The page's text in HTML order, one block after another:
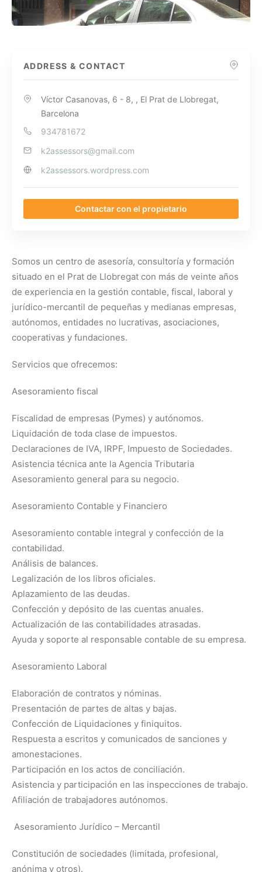
ADDRESS & CONTACT
Víctor Casanovas, 6 - 8, , El Prat de Llobregat,
Barcelona
934781672
k2assessors@gmail.com
k2assessors.wordpress.com
Contactar con el propietario
Somos un centro de asesoría, consultoría y formación
situado en el Prat de Llobregat con más de veinte años
de experiencia en la gestión contable, fiscal, laboral y
jurídico-mercantil de pequeñas y medianas empresas,
autónomos, entidades no lucrativas, asociaciones,
cooperativas y fundaciones.
Servicios que ofrecemos:
Asesoramiento fiscal
Fiscalidad de empresas (Pymes) y autónomos.
Liquidación de toda clase de impuestos.
Declaraciones de IVA, IRPF, Impuesto de Sociedades.
Asistencia técnica ante la Agencia Tributaria
Asesoramiento general para su negocio.
Asesoramiento Contable y Financiero
Asesoramiento contable integral y confección de la
contabilidad.
Análisis de balances.
Legalización de los libros oficiales.
Aplazamiento de las deudas.
Confección y depósito de las cuentas anuales.
Actualización de las contabilidades atrasadas.
Ayuda y soporte al responsable contable de su empresa.
Asesoramiento Laboral
Elaboración de contratos y nóminas.
Presentación de partes de altas y bajas.
Confección de Liquidaciones y finiquitos.
Respuesta a escritos y comunicados de sanciones y
amonestaciones.
Participación en los actos de conciliación.
Asistencia y participación en las inspecciones de trabajo.
Afiliación de trabajadores autónomos.
Asesoramiento Jurídico – Mercantil
Constitución de sociedades (limitada, profesional,
anónima y otros).